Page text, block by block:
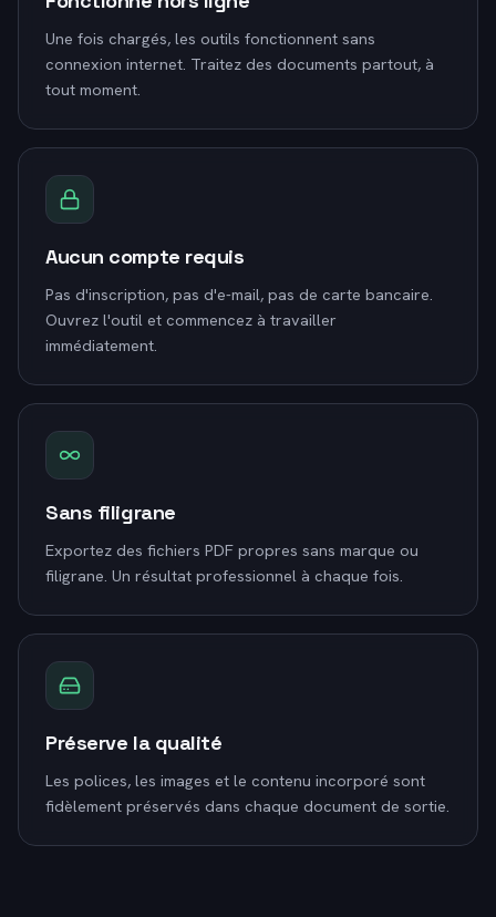
Une fois chargés, les outils fonctionnent sans
connexion internet. Traitez des documents partout, à
tout moment.
Aucun compte requis
Pas d'inscription, pas d'e-mail, pas de carte bancaire.
Ouvrez l'outil et commencez à travailler
immédiatement.
Sans filigrane
Exportez des fichiers PDF propres sans marque ou
filigrane. Un résultat professionnel à chaque fois.
Préserve la qualité
Les polices, les images et le contenu incorporé sont
fidèlement préservés dans chaque document de sortie.